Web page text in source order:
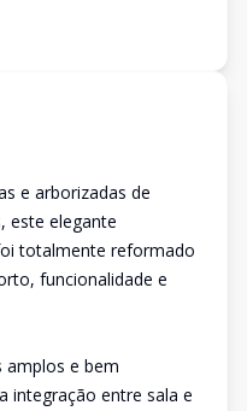
e arborizadas de
este elegante
totalmente reformado
funcionalidade e
amplos e bem
integração entre sala e